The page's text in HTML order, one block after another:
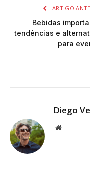
ARTIGO
Bebidas
tendências e
para
Diego
Website